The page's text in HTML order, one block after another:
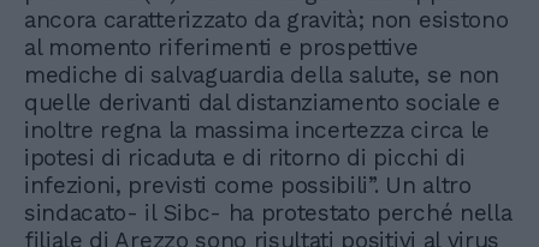
ancora caratterizzato da gravità; non esistono
al momento riferimenti e prospettive
mediche di salvaguardia della salute, se non
quelle derivanti dal distanziamento sociale e
inoltre regna la massima incertezza circa le
ipotesi di ricaduta e di ritorno di picchi di
infezioni, previsti come possibili”. Un altro
sindacato- il Sibc- ha protestato perché nella
filiale di Arezzo sono risultati positivi al virus